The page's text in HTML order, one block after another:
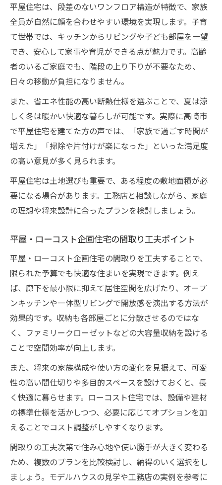
平屋住宅は、段差のないワンフロア構造が特徴で、家族
全員が自然に顔を合わせやすい環境を実現します。子育
て世帯では、キッチンからリビングや子ども部屋を一望
でき、安心して家事や育児ができる点が魅力です。高齢
者のいるご家庭でも、階段の上り下りが不要なため、
日々の移動が負担になりません。
また、省エネ性能の高い断熱仕様を選ぶことで、夏は涼
しく冬は暖かい快適な暮らしが可能です。実際に高崎市
で平屋住宅を建てた方の声では、「家族で過ごす時間が
増えた」「掃除や片付けが楽になった」といった満足度
の高い意見が多く見られます。
平屋住宅は土地選びも重要で、ある程度の敷地面積が必
要になる場合があります。工務店と相談しながら、家庭
の理想や将来設計に合ったプランを検討しましょう。
平屋・ローコスト企画住宅の間取り工夫ポイント
平屋・ローコスト企画住宅の間取りを工夫することで、
限られた予算でも快適な住まいを実現できます。例え
ば、廊下を最小限に抑えて居住空間を広げたり、オープ
ンキッチンや一体型リビングで開放感を演出する方法が
効果的です。収納も各部屋ごとに分散させるのではな
く、ファミリークローゼットなどの大容量収納を設ける
ことで空間効率が向上します。
また、将来の家族構成や使い方の変化を見据えて、可変
性の高い間仕切りや多目的スペースを設けておくと、長
く快適に暮らせます。ローコスト住宅では、設備や建材
の標準仕様を活かしつつ、必要に応じてオプションを加
えることでコスト調整がしやすくなります。
間取りの工夫次第で住み心地や使い勝手が大きく変わる
ため、複数のプランを比較検討し、納得のいく選択をし
ましょう。モデルハウスの見学や工務店の実例を参考に